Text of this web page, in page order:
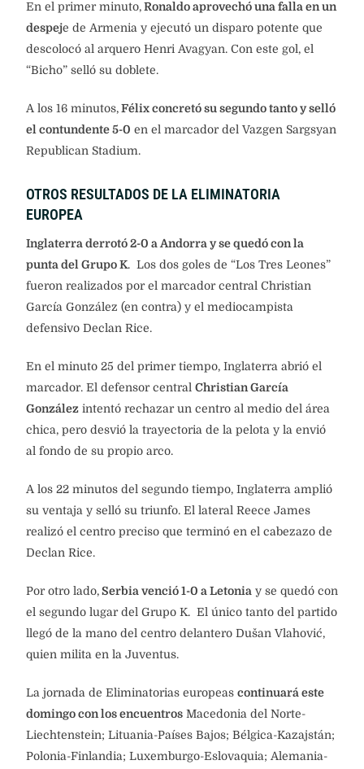
En el primer minuto,Ronaldo aprovechó una falla en un
despeje de Armenia y ejecutó un disparo potente que
descolocó al arquero Henri Avagyan. Con este gol, el
“Bicho” selló su doblete.
A los 16 minutos,Félix concretó su segundo tanto y selló
el contundente 5-0 en el marcador del Vazgen Sargsyan
Republican Stadium.
OTROS RESULTADOS DE LA ELIMINATORIA
EUROPEA
Inglaterra derrotó 2-0 a Andorra y se quedó con la
punta del Grupo K. Los dos goles de “Los Tres Leones”
fueron realizados por el marcador central Christian
García González (en contra) y el mediocampista
defensivo Declan Rice.
En el minuto 25 del primer tiempo, Inglaterra abrió el
marcador. El defensor central Christian García
González intentó rechazar un centro al medio del área
chica, pero desvió la trayectoria de la pelota y la envió
al fondo de su propio arco.
A los 22 minutos del segundo tiempo, Inglaterra amplió
su ventaja y selló su triunfo. El lateral Reece James
realizó el centro preciso que terminó en el cabezazo de
Declan Rice.
Por otro lado,Serbia venció 1-0 a Letonia y se quedó con
el segundo lugar del Grupo K. El único tanto del partido
llegó de la mano del centro delantero Dušan Vlahović,
quien milita en la Juventus.
La jornada de Eliminatorias europeas continuará este
domingo con los encuentros Macedonia del Norte-
Liechtenstein; Lituania-Países Bajos; Bélgica-Kazajstán;
Polonia-Finlandia; Luxemburgo-Eslovaquia; Alemania-